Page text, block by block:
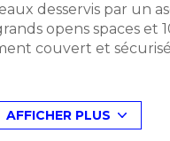
desservis par un
opens spaces et
couvert et
Labège, dans un
d’une excellente
AFFICHER PLUS